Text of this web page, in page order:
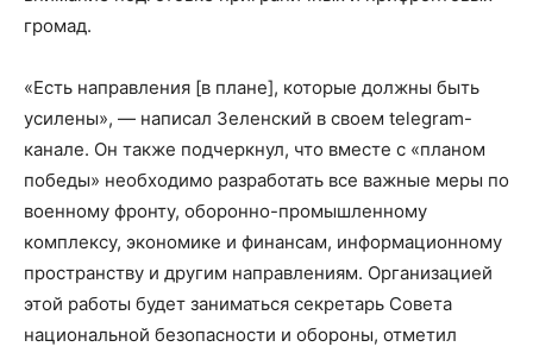
громад.
«Есть направления [в плане], которые должны быть
усилены», — написал Зеленский в своем telegram-
канале. Он также подчеркнул, что вместе с «планом
победы» необходимо разработать все важные меры по
военному фронту, оборонно-промышленному
комплексу, экономике и финансам, информационному
пространству и другим направлениям. Организацией
этой работы будет заниматься секретарь Совета
национальной безопасности и обороны, отметил